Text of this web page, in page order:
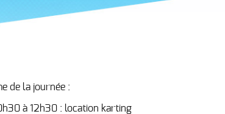
de la journée :
à 12h30 : location karting